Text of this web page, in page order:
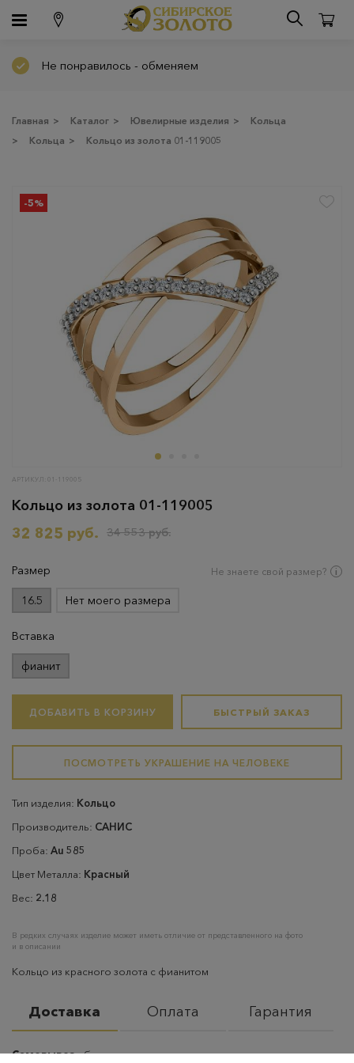
Не понравилось - обменяем
Главная > Каталог > Ювелирные изделия >
Кольца
>
Кольца > Кольцо из золота 01-119005
-5%
АРТИКУЛ: 01-119005
Кольцо из золота 01-119005
32 825 руб.
34 553 руб.
Размер Не знаете свой размер?
16.5 Нет моего размера
Вставка
фианит
ДОБАВИТЬ В КОРЗИНУ БЫСТРЫЙ ЗАКАЗ
ПОСМОТРЕТЬ УКРАШЕНИЕ НА ЧЕЛОВЕКЕ
Тип изделия: Кольцо
Производитель: САНИС
Проба: Au 585
Цвет Металла: Красный
Вес: 2.18
В редких случаях изделие может иметь отличие от представленного на фото
и в описании
Кольцо из красного золота с фианитом
Доставка Оплата Гарантия
Самовывоз– бесплатно